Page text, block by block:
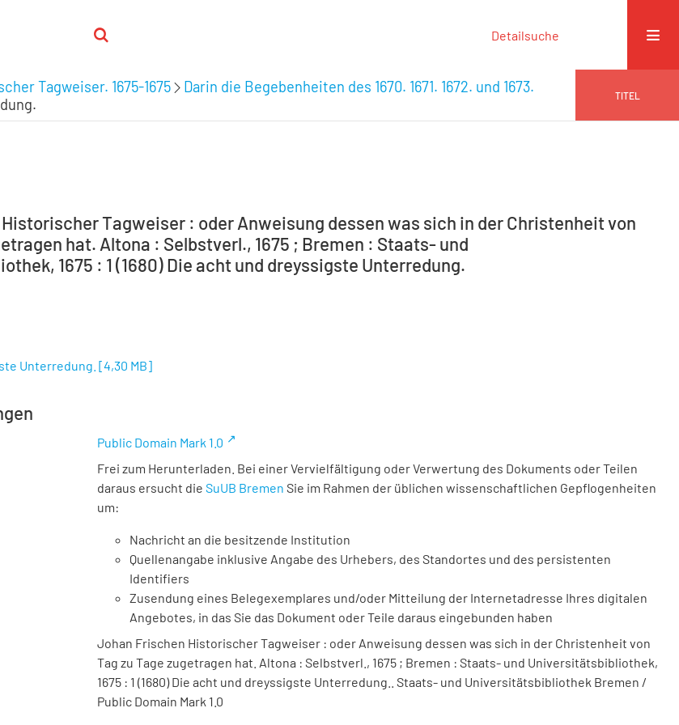
Detailsuche
Tagweiser. 1675-1675
Darin die Begebenheiten des 1670. 1671. 1672. und 1673.
TITEL
Tagweiser : oder Anweisung dessen was sich in der Christenheit von
hat. Altona : Selbstverl., 1675 ; Bremen : Staats- und
1675 : 1 (1680) Die acht und dreyssigste Unterredung.
Unterredung. [4,30 MB]
Public Domain Mark 1.0
Frei zum Herunterladen. Bei einer Vervielfältigung oder Verwertung des Dokuments oder Teilen
daraus ersucht die SuUB Bremen Sie im Rahmen der üblichen wissenschaftlichen Gepflogenheiten
um:
Nachricht an die besitzende Institution
Quellenangabe inklusive Angabe des Urhebers, des Standortes und des persistenten
Identifiers
Zusendung eines Belegexemplares und/oder Mitteilung der Internetadresse Ihres digitalen
Angebotes, in das Sie das Dokument oder Teile daraus eingebunden haben
Johan Frischen Historischer Tagweiser : oder Anweisung dessen was sich in der Christenheit von
Tag zu Tage zugetragen hat. Altona : Selbstverl., 1675 ; Bremen : Staats- und Universitätsbibliothek,
1675 : 1 (1680) Die acht und dreyssigste Unterredung.. Staats- und Universitätsbibliothek Bremen /
Public Domain Mark 1.0